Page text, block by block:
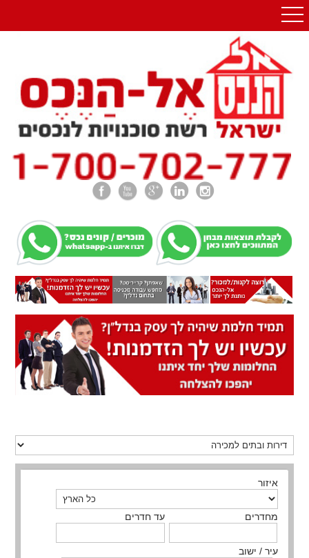
איזור
מחדרים עד חדרים
עיר / ישוב